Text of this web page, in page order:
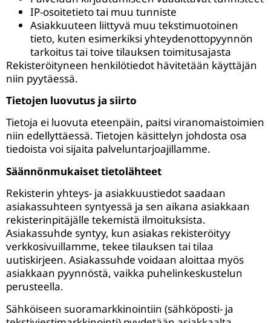
IP-osoitetieto tai muu tunniste
Asiakkuuteen liittyvä muu tekstimuotoinen
tieto, kuten esimerkiksi yhteydenottopyynnön
tarkoitus tai toive tilauksen toimitusajasta
Rekisteröityneen henkilötiedot hävitetään käyttäjän
niin pyytäessä.
Tietojen luovutus ja siirto
Tietoja ei luovuta eteenpäin, paitsi viranomaistoimien
niin edellyttäessä. Tietojen käsittelyn johdosta osa
tiedoista voi sijaita palveluntarjoajillamme.
Säännönmukaiset tietolähteet
Rekisterin yhteys- ja asiakkuustiedot saadaan
asiakassuhteen syntyessä ja sen aikana asiakkaan
rekisterinpitäjälle tekemistä ilmoituksista.
Asiakassuhde syntyy, kun asiakas rekisteröityy
verkkosivuillamme, tekee tilauksen tai tilaa
uutiskirjeen. Asiakassuhde voidaan aloittaa myös
asiakkaan pyynnöstä, vaikka puhelinkeskustelun
perusteella.
Sähköiseen suoramarkkinointiin (sähköposti- ja